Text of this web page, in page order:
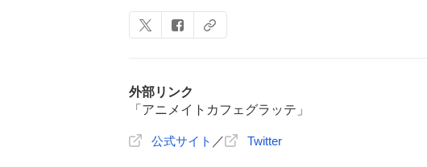
外部リンク
「アニメイトカフェグラッテ」
公式サイト ／ Twitter